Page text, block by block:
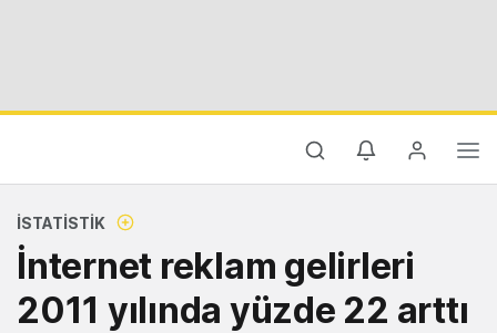
İSTATISTIK
İnternet reklam gelirleri
2011 yılında yüzde 22 arttı